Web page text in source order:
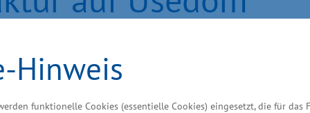
Hinweis
funktionelle Cookies (essentielle Cookies) eingesetzt, die für das
Straßen sichern
für die